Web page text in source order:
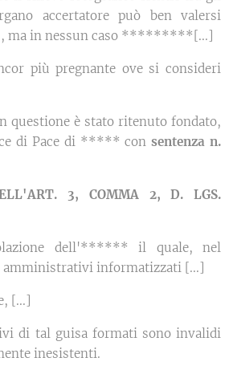
accertatore può ben valersi
ma in nessun caso *********[...]
più pregnante ove si consideri
questione è stato ritenuto fondato,
di Pace di ***** consentenza n.
3, COMMA 2, D. LGS.
dell'****** il quale, nel
amministrativi informatizzati [...]
[...]
di tal guisa formati sono invalidi
inesistenti.